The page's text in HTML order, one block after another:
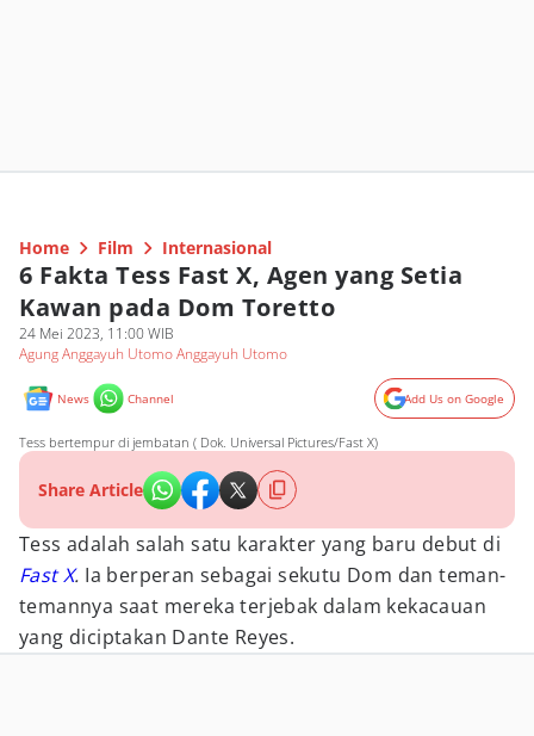
Home Film Internasional
6 Fakta Tess Fast X, Agen yang Setia
Kawan pada Dom Toretto
24 Mei 2023, 11:00 WIB
Agung Anggayuh Utomo Anggayuh Utomo
News Channel Add Us on Google
Tess bertempur di jembatan ( Dok. Universal Pictures/Fast X)
Share Article
Tess adalah salah satu karakter yang baru debut di
Fast X. Ia berperan sebagai sekutu Dom dan teman-
temannya saat mereka terjebak dalam kekacauan
yang diciptakan Dante Reyes.